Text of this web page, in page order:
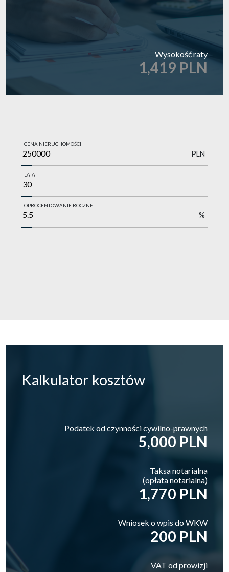
Wysokość raty
1,419 PLN
CENA NIERUCHOMOŚCI
PLN
LATA
OPROCENTOWANIE ROCZNE
%
Kalkulator kosztów
Podatek od czynności cywilno-prawnych
5,000 PLN
Taksa notarialna
(opłata notarialna)
1,770 PLN
Wniosek o wpis do WKW
200 PLN
VAT od prowizji